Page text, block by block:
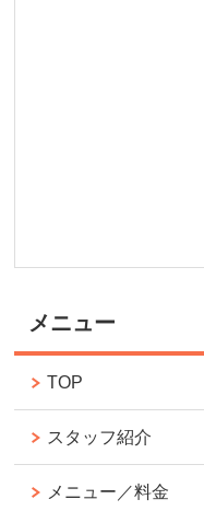
メニュー
TOP
スタッフ紹介
メニュー／料金